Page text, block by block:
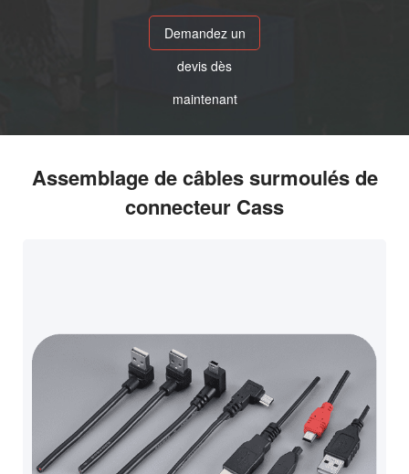
Demandez un
devis dès
maintenant
Assemblage de câbles surmoulés de
connecteur Cass